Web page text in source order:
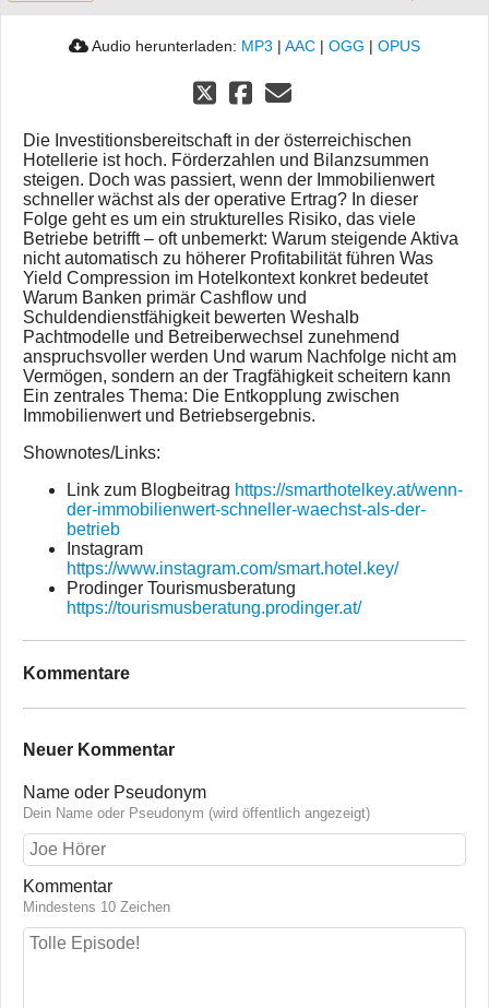
Audio herunterladen: MP3 | AAC | OGG | OPUS
Die Investitionsbereitschaft in der österreichischen
Hotellerie ist hoch. Förderzahlen und Bilanzsummen
steigen. Doch was passiert, wenn der Immobilienwert
schneller wächst als der operative Ertrag? In dieser
Folge geht es um ein strukturelles Risiko, das viele
Betriebe betrifft – oft unbemerkt: Warum steigende Aktiva
nicht automatisch zu höherer Profitabilität führen Was
Yield Compression im Hotelkontext konkret bedeutet
Warum Banken primär Cashflow und
Schuldendienstfähigkeit bewerten Weshalb
Pachtmodelle und Betreiberwechsel zunehmend
anspruchsvoller werden Und warum Nachfolge nicht am
Vermögen, sondern an der Tragfähigkeit scheitern kann
Ein zentrales Thema: Die Entkopplung zwischen
Immobilienwert und Betriebsergebnis.
Shownotes/Links:
Link zum Blogbeitrag https://smarthotelkey.at/wenn-
der-immobilienwert-schneller-waechst-als-der-
betrieb
Instagram
https://www.instagram.com/smart.hotel.key/
Prodinger Tourismusberatung
https://tourismusberatung.prodinger.at/
Kommentare
Neuer Kommentar
Name oder Pseudonym
Dein Name oder Pseudonym (wird öffentlich angezeigt)
Kommentar
Mindestens 10 Zeichen